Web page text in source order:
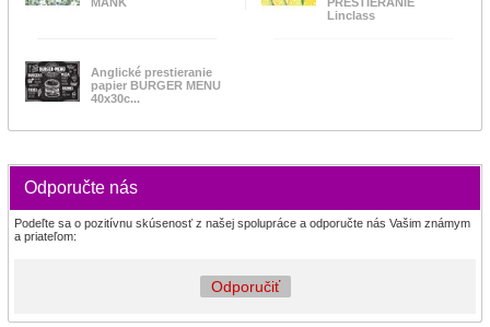
MANK
PRESTIERANIE
Linclass
Anglické prestieranie
papier BURGER MENU
40x30c...
Odporučte nás
Podeľte sa o pozitívnu skúsenosť z našej spolupráce a odporučte nás Vašim známym
a priateľom:
Odporučiť